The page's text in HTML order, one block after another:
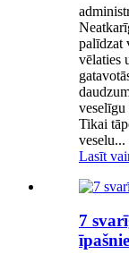
palīdzat
vēlaties
veselīgu
Tikai
veselu...
Lasīt
7